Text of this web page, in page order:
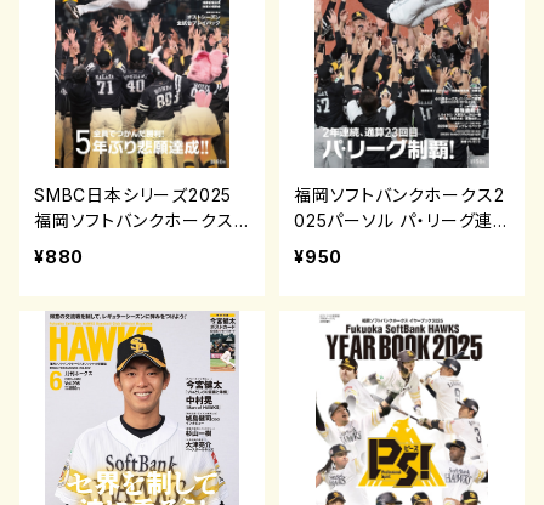
SMBC日本シリーズ2025
福岡ソフトバンクホークス
日本一達成！
¥880
福岡ソフトバンクホークス2
025パーソル パ・リーグ連
覇
¥950